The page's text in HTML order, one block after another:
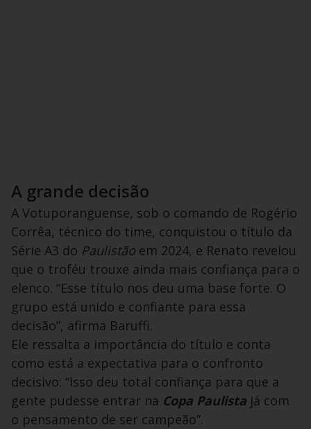
A grande decisão
A Votuporanguense, sob o comando de Rogério
Corrêa, técnico do time, conquistou o título da
Série A3 do Paulistão em 2024, e Renato revelou
que o troféu trouxe ainda mais confiança para o
elenco. “Esse título nos deu uma base forte. O
grupo está unido e confiante para essa
decisão”, afirma Baruffi.
Ele ressalta a importância do título e conta
como está a expectativa para o confronto
decisivo: “Isso deu total confiança para que a
gente pudesse entrar na Copa Paulista já com
o pensamento de ser campeão”.